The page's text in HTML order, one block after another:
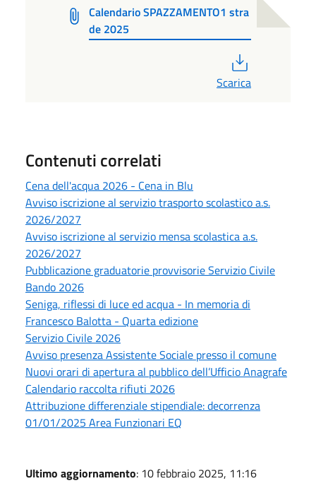
Calendario SPAZZAMENTO1 stra
de 2025
Scarica
Contenuti correlati
Cena dell'acqua 2026 - Cena in Blu
Avviso iscrizione al servizio trasporto scolastico a.s.
2026/2027
Avviso iscrizione al servizio mensa scolastica a.s.
2026/2027
Pubblicazione graduatorie provvisorie Servizio Civile
Bando 2026
Seniga, riflessi di luce ed acqua - In memoria di
Francesco Balotta - Quarta edizione
Servizio Civile 2026
Avviso presenza Assistente Sociale presso il comune
Nuovi orari di apertura al pubblico dell’Ufficio Anagrafe
Calendario raccolta rifiuti 2026
Attribuzione differenziale stipendiale: decorrenza
01/01/2025 Area Funzionari EQ
Ultimo aggiornamento: 10 febbraio 2025, 11:16